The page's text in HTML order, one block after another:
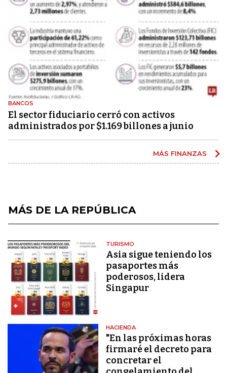
BANCOS
El sector fiduciario cerró con activos
administrados por $1.169 billones a junio
MÁS FINANZAS
MÁS DE LA REPÚBLICA
TURISMO
Asia sigue teniendo los
pasaportes más
poderosos, lidera
Singapur
HACIENDA
"En las próximas horas
firmaré el decreto para
concretar el